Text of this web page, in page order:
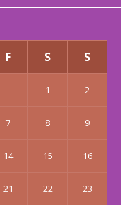
F S S
1 2
7 8 9
14 15 16
21 22 23